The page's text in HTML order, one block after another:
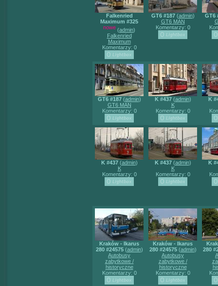
Falkenried
Maximum #325
nowe (admin)
Falkenried
Maximum
Komentarzy: 0
GT6 #187(admin)
GT6 MAN
Komentarzy: 0
GT6
GT6 #187(admin)
GT6 MAN
Komentarzy: 0
K #437(admin)
K
Komentarzy: 0
K
K #437(admin)
K
Komentarzy: 0
K #437(admin)
K
Komentarzy: 0
K
Kraków - Ikarus
280 #24575(admin)
Autobusy
zabytkowe /
historyczne
Komentarzy: 0
Kraków - Ikarus
280 #24575(admin)
Autobusy
zabytkowe /
historyczne
Komentarzy: 0
280